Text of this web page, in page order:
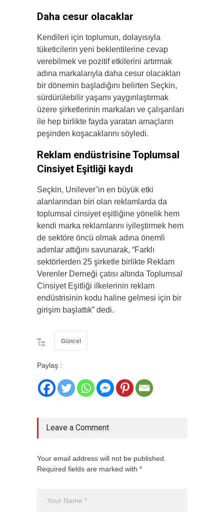
Daha cesur olacaklar
Kendileri için toplumun, dolayısıyla
tüketicilerin yeni beklentilerine cevap
verebilmek ve pozitif etkilerini artırmak
adına markalarıyla daha cesur olacakları
bir dönemin başladığını belirten Seçkin,
sürdürülebilir yaşamı yaygınlaştırmak
üzere şirketlerinin markaları ve çalışanları
ile hep birlikte fayda yaratan amaçların
peşinden koşacaklarını söyledi.
Reklam endüstrisine Toplumsal
Cinsiyet Eşitliği kaydı
Seçkin, Unilever’in en büyük etki
alanlarından biri olan reklamlarda da
toplumsal cinsiyet eşitliğine yönelik hem
kendi marka reklamlarını iyileştirmek hem
de sektöre öncü olmak adına önemli
adımlar attığını savunarak, “Farklı
sektörlerden 25 şirketle birlikte Reklam
Verenler Derneği çatısı altında Toplumsal
Cinsiyet Eşitliği ilkelerinin reklam
endüstrisinin kodu haline gelmesi için bir
girişim başlattık” dedi.
Güncel
Paylaş :
Leave a Comment
Your email address will not be published.
Required fields are marked with *